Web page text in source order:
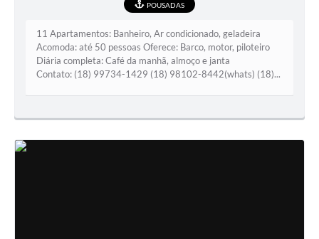
POUSADAS
11 Apartamentos: Banheiro, Ar condicionado, geladeira
Acomoda: até 50 pessoas Oferece: Barco, motor, piloteiro
Diária completa: Café da manhã, almoço e janta
Contato: (18) 99734-1429 (18) 98102-8442(whats) (18)...